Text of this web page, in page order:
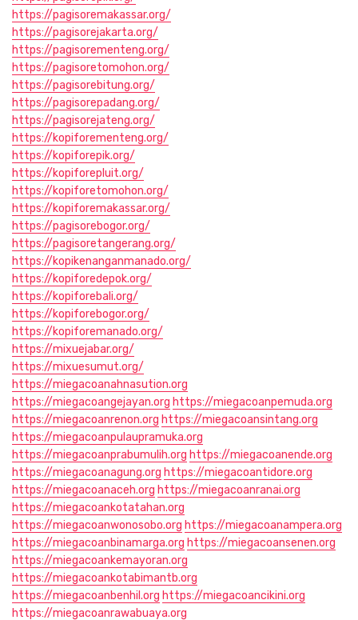
https://pagisoremakassar.org/
https://pagisorejakarta.org/
https://pagisorementeng.org/
https://pagisoretomohon.org/
https://pagisorebitung.org/
https://pagisorepadang.org/
https://pagisorejateng.org/
https://kopiforementeng.org/
https://kopiforepik.org/
https://kopiforepluit.org/
https://kopiforetomohon.org/
https://kopiforemakassar.org/
https://pagisorebogor.org/
https://pagisoretangerang.org/
https://kopikenanganmanado.org/
https://kopiforedepok.org/
https://kopiforebali.org/
https://kopiforebogor.org/
https://kopiforemanado.org/
https://mixuejabar.org/
https://mixuesumut.org/
https://miegacoanahnasution.org
https://miegacoangejayan.org https://miegacoanpemuda.org
https://miegacoanrenon.org https://miegacoansintang.org
https://miegacoanpulaupramuka.org
https://miegacoanprabumulih.org https://miegacoanende.org
https://miegacoanagung.org https://miegacoantidore.org
https://miegacoanaceh.org https://miegacoanranai.org
https://miegacoankotatahan.org
https://miegacoanwonosobo.org https://miegacoanampera.org
https://miegacoanbinamarga.org https://miegacoansenen.org
https://miegacoankemayoran.org
https://miegacoankotabimantb.org
https://miegacoanbenhil.org https://miegacoancikini.org
https://miegacoanrawabuaya.org